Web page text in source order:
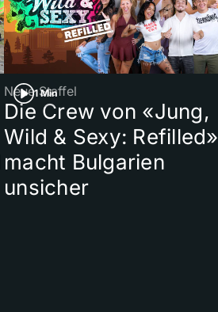
1 Min
Neue Staffel
Die Crew von «Jung,
Wild & Sexy: Refilled»
macht Bulgarien
unsicher